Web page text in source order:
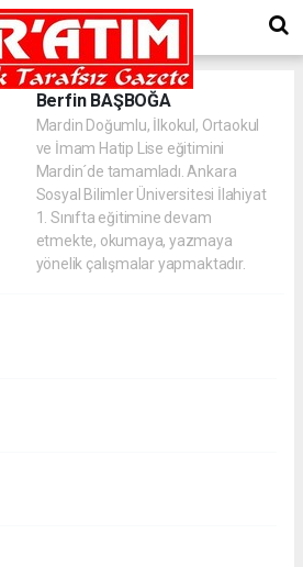
Berfin BAŞBOĞA
Mardin Doğumlu, İlkokul, Ortaokul
ve İmam Hatip Lise eğitimini
Mardin´de tamamladı. Ankara
Sosyal Bilimler Üniversitesi İlahiyat
1. Sınıfta eğitimine devam
etmekte, okumaya, yazmaya
yönelik çalışmalar yapmaktadır.